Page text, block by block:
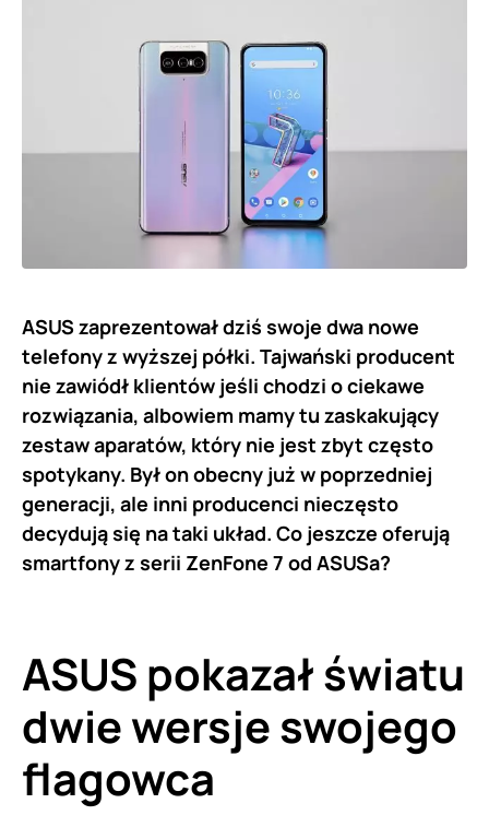
ASUS zaprezentował dziś swoje dwa nowe
telefony z wyższej półki. Tajwański producent
nie zawiódł klientów jeśli chodzi o ciekawe
rozwiązania, albowiem mamy tu zaskakujący
zestaw aparatów, który nie jest zbyt często
spotykany. Był on obecny już w poprzedniej
generacji, ale inni producenci nieczęsto
decydują się na taki układ. Co jeszcze oferują
smartfony z serii ZenFone 7 od ASUSa?
ASUS pokazał światu
dwie wersje swojego
flagowca